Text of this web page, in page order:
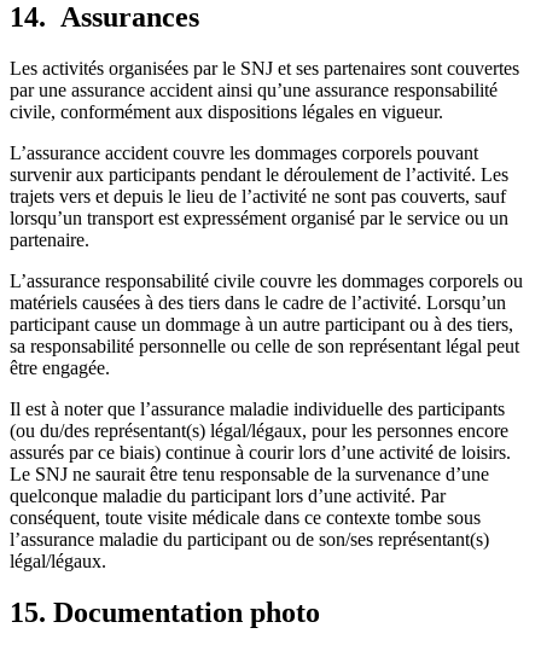
14. Assurances
Les activités organisées par le SNJ et ses partenaires sont couvertes
par une assurance accident ainsi qu’une assurance responsabilité
civile, conformément aux dispositions légales en vigueur.
L’assurance accident couvre les dommages corporels pouvant
survenir aux participants pendant le déroulement de l’activité. Les
trajets vers et depuis le lieu de l’activité ne sont pas couverts, sauf
lorsqu’un transport est expressément organisé par le service ou un
partenaire.
L’assurance responsabilité civile couvre les dommages corporels ou
matériels causées à des tiers dans le cadre de l’activité. Lorsqu’un
participant cause un dommage à un autre participant ou à des tiers,
sa responsabilité personnelle ou celle de son représentant légal peut
être engagée.
Il est à noter que l’assurance maladie individuelle des participants
(ou du/des représentant(s) légal/légaux, pour les personnes encore
assurés par ce biais) continue à courir lors d’une activité de loisirs.
Le SNJ ne saurait être tenu responsable de la survenance d’une
quelconque maladie du participant lors d’une activité. Par
conséquent, toute visite médicale dans ce contexte tombe sous
l’assurance maladie du participant ou de son/ses représentant(s)
légal/légaux.
15. Documentation photo